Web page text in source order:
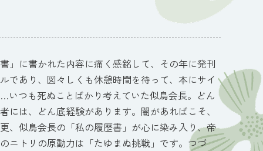
」に書かれた内容に痛く感銘して、その年に発刊
であり、図々しくも休憩時間を待って、本にサイ
つも死ぬことばかり考えていた似鳥会長。どん
は、どん底経験があります。闇があればこそ、
、似鳥会長の「私の履歴書」が心に染み入り、帝
ニトリの原動力は「たゆまぬ挑戦」です。つづ